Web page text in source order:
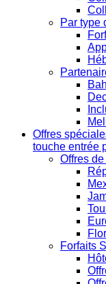
Par type
Offres
touche entrée
Offres
Forfaits